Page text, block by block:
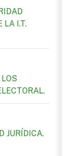
LA I.T.
JURÍDICA.